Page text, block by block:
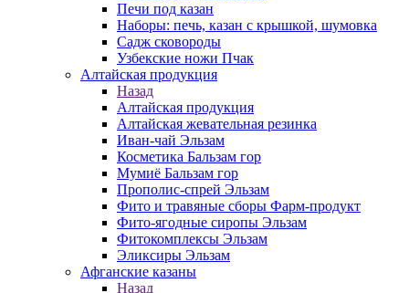
Печи под казан
Наборы: печь, казан с крышкой, шумовка
Садж сковороды
Узбекские ножи Пчак
Алтайская продукция
Назад
Алтайская продукция
Алтайская жевательная резинка
Иван-чай Эльзам
Косметика Бальзам гор
Мумиё Бальзам гор
Прополис-спрей Эльзам
Фито и травяные сборы Фарм-продукт
Фито-ягодные сиропы Эльзам
Фитокомплексы Эльзам
Эликсиры Эльзам
Афганские казаны
Назад